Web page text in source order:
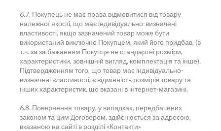
6.7. Покупець не має права відмовитися від товару
належної якості, що має індивідуально-визначені
властивості, якщо зазначений товар може бути
використаний виключно Покупцем, який його придбав, (в
т.ч. за за бажанням Покупця не стандартні розміри,
характеристики, зовнішній вигляд, комплектація та інше).
Підтвердженням того, що товар має індивідуально-
визначені властивості, є відмінність розмірів товару та
інших характеристик, що вказані в інтернет-магазині.
6.8. Повернення товару, у випадках, передбачених
законом та цим Договором, здійснюється за адресою,
вказаною на сайті в розділі «Контакти»